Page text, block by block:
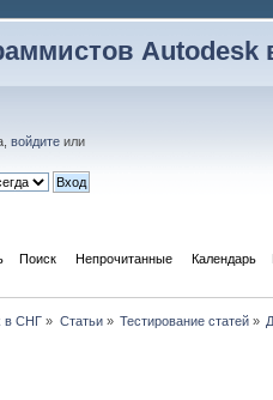
Autodesk
войдите или
Поиск Непрочитанные Календарь
в СНГ » Статьи» Тестирование статей»